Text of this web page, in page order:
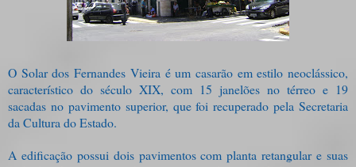
O Solar dos Fernandes Vieira é um casarão em estilo neoclássico,
característico do século XIX, com 15 janelões no térreo e 19
sacadas no pavimento superior, que foi recuperado pela Secretaria
da Cultura do Estado.
A edificação possui dois pavimentos com planta retangular e suas